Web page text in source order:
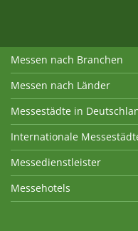
Messen nach Branchen
Messen nach Länder
Messestädte in
Internationale
Messedienstleister
Messehotels